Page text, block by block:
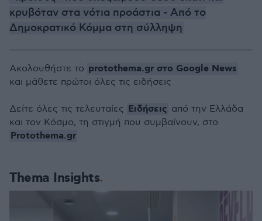
κρυβόταν στα νότια προάστια - Από το
Δημοκρατικό Κόμμα στη σύλληψη
Thema Insights
Ακολουθήστε το protothema.gr στο Google News
και μάθετε πρώτοι όλες τις ειδήσεις
Δείτε όλες τις τελευταίες Ειδήσεις από την Ελλάδα
και τον Κόσμο, τη στιγμή που συμβαίνουν, στο
Protothema.gr